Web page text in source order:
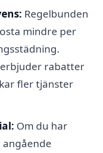
Regelbunden
mindre per
rabatter
fler tjänster
Om du har
angående